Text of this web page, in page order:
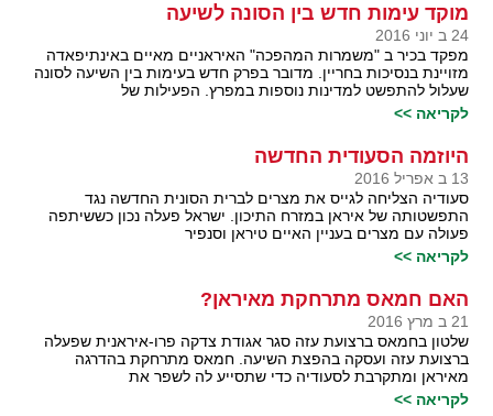
מוקד עימות חדש בין הסונה לשיעה
24 ב יוני 2016
מפקד בכיר ב "משמרות המהפכה" האיראניים מאיים באינתיפאדה
מזויינת בנסיכות בחריין. מדובר בפרק חדש בעימות בין השיעה לסונה
שעלול להתפשט למדינות נוספות במפרץ. הפעילות של
לקריאה >>
היוזמה הסעודית החדשה
13 ב אפריל 2016
סעודיה הצליחה לגייס את מצרים לברית הסונית החדשה נגד
התפשטותה של איראן במזרח התיכון. ישראל פעלה נכון כששיתפה
פעולה עם מצרים בעניין האיים טיראן וסנפיר
לקריאה >>
האם חמאס מתרחקת מאיראן?
21 ב מרץ 2016
שלטון בחמאס ברצועת עזה סגר אגודת צדקה פרו-איראנית שפעלה
ברצועת עזה ועסקה בהפצת השיעה. חמאס מתרחקת בהדרגה
מאיראן ומתקרבת לסעודיה כדי שתסייע לה לשפר את
לקריאה >>